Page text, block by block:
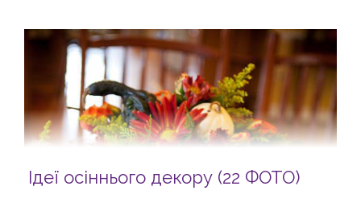
Ідеї осіннього декору (22 ФОТО)